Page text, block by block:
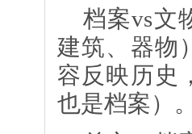
档案vs文
建筑、器物
容反映历史
也是档案）